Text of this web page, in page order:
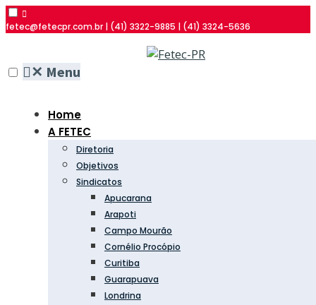
fetec@fetecpr.com.br | (41) 3322-9885 | (41) 3324-5636
✕ Menu
Home
A FETEC
Diretoria
Objetivos
Sindicatos
Apucarana
Arapoti
Campo Mourão
Cornélio Procópio
Curitiba
Guarapuava
Londrina